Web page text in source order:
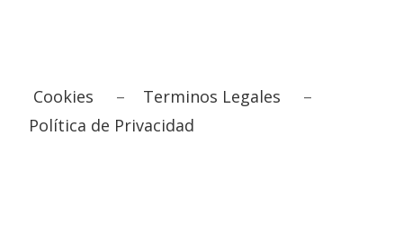
Cookies – Terminos Legales –
Política de Privacidad